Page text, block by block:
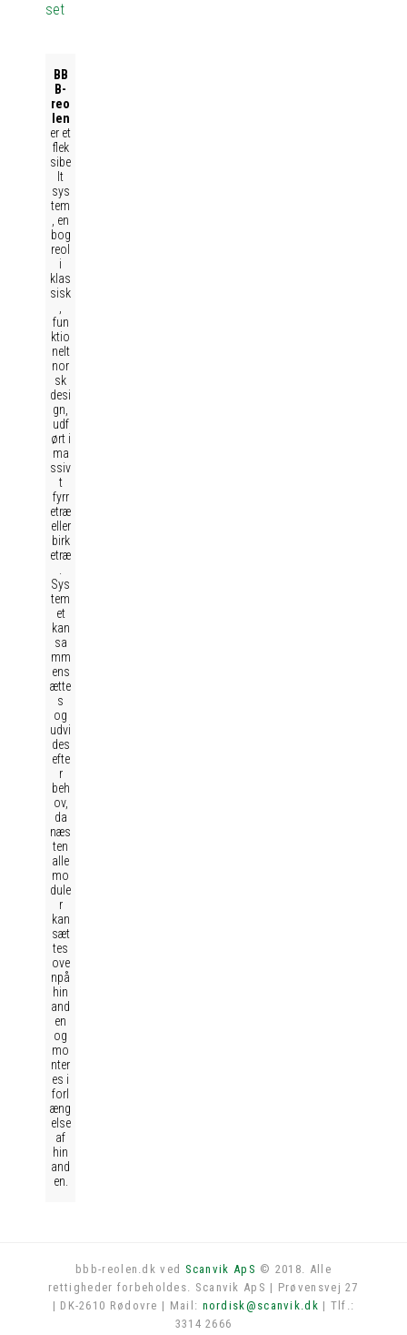
set
BB
B-
reo
len
er et
flek
sibe
lt
sys
tem
, en
bog
reol
i
klas
sisk
fun
ktio
nelt
nor
sk
desi
gn,
udf
ørt i
ma
ssiv
t
fyrr
etræ
eller
birk
etræ
Sys
tem
et
kan
sa
mm
ens
ætte
s
og
udvi
des
efte
r
beh
ov,
da
næs
ten
alle
mo
dule
r
kan
sæt
tes
ove
npå
hin
and
en
og
mo
nter
es i
forl
æng
else
af
hin
and
en.
bbb-reolen.dk ved Scanvik ApS © 2018. Alle
rettigheder forbeholdes. Scanvik ApS | Prøvensvej 27
| DK-2610 Rødovre | Mail: nordisk@scanvik.dk | Tlf.:
3314 2666
Log in